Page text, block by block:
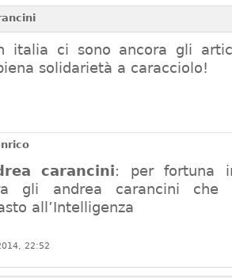
italia ci sono ancora gli
solidarietà a caracciolo!
carancini: per fortuna
gli andrea carancini
all’Intelligenza
22:52